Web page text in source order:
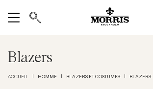
Boutique
Blazers
ACCUEIL HOMME BLAZERS ET COSTUMES BLAZERS